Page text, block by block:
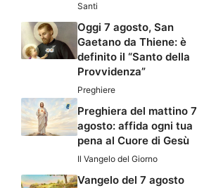
Santi
Oggi 7 agosto, San
Gaetano da Thiene: è
definito il “Santo della
Provvidenza”
Preghiere
Preghiera del mattino 7
agosto: affida ogni tua
pena al Cuore di Gesù
Il Vangelo del Giorno
Vangelo del 7 agosto